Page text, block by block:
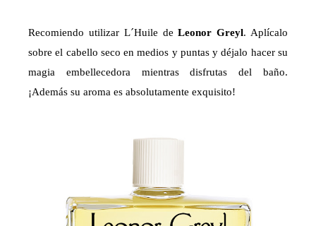
Recomiendo utilizar L´Huile deLeonor Greyl. Aplícalo
sobre el cabello seco en medios y puntas y déjalo hacer su
magia embellecedora mientras disfrutas del baño.
¡Además su aroma es absolutamente exquisito!